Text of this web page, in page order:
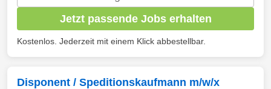
Jetzt passende Jobs erhalten
Kostenlos. Jederzeit mit einem Klick abbestellbar.
Disponent / Speditionskaufmann m/w/x